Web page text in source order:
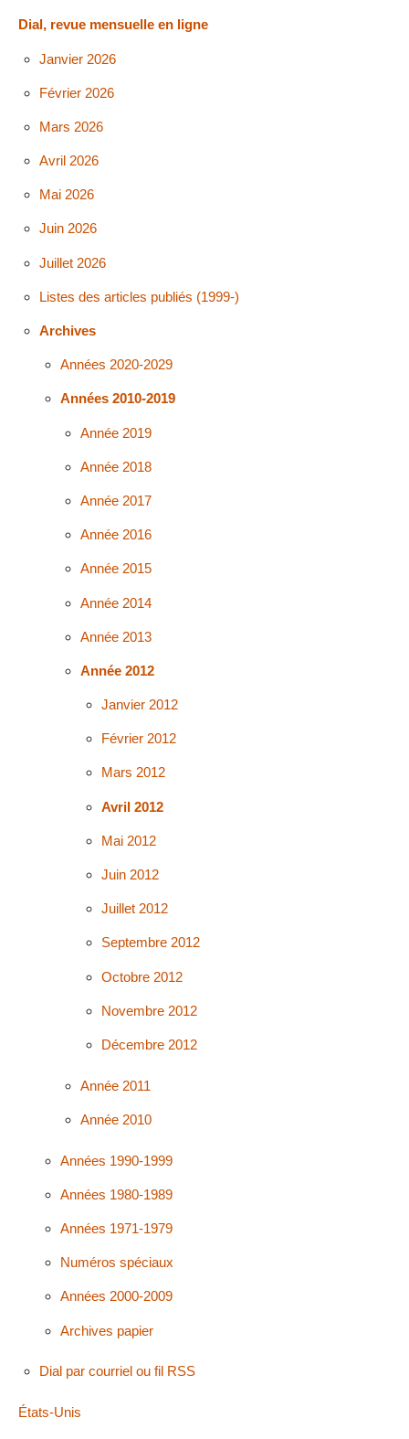
Dial, revue mensuelle en ligne
Janvier 2026
Février 2026
Mars 2026
Avril 2026
Mai 2026
Juin 2026
Juillet 2026
Listes des articles publiés (1999-)
Archives
Années 2020-2029
Années 2010-2019
Année 2019
Année 2018
Année 2017
Année 2016
Année 2015
Année 2014
Année 2013
Année 2012
Janvier 2012
Février 2012
Mars 2012
Avril 2012
Mai 2012
Juin 2012
Juillet 2012
Septembre 2012
Octobre 2012
Novembre 2012
Décembre 2012
Année 2011
Année 2010
Années 1990-1999
Années 1980-1989
Années 1971-1979
Numéros spéciaux
Années 2000-2009
Archives papier
Dial par courriel ou fil RSS
États-Unis